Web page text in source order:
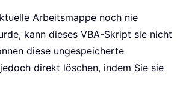
Arbeitsmappe noch nie
kann dieses VBA-Skript sie nicht
diese ungespeicherte
direkt löschen, indem Sie sie